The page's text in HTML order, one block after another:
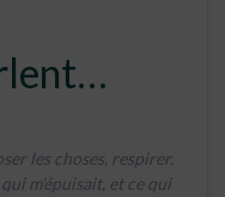
les choses, respirer.
m’épuisait, et ce qui